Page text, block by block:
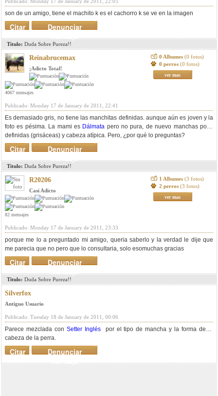
son de un amigo, tiene el machito k es el cachorro k se ve en la imagen
Denunciar
mensaje
Citar
Titulo: Duda Sobre Pureza!!
Reinabrucemax
¡Adicto Total!
4067 mensajes
0 Albumes (0 fotos)
0 perros (0 fotos)
ver mas
Publicado: Monday 17 de January de 2011, 22:41
Es demasiado gris, no tiene las manchitas definidas. aunque aún es joven y la
foto es pésima. La mami es Dálmata pero no pura, de nuevo manchas poco
definidas (grisáceas) y cabeza atípica. Pero, ¿por qué lo preguntas?
Denunciar
mensaje
Citar
Titulo: Duda Sobre Pureza!!
R20206
Casi Adicto
82 mensajes
1 Albumes (3 fotos)
2 perros (3 fotos)
ver mas
Publicado: Monday 17 de January de 2011, 23:33
porque me lo a preguntado mi amigo, queria saberlo y la verdad le dije que
me parecia que no pero que lo consultaria, solo esomuchas gracias
Denunciar
mensaje
Citar
Titulo: Duda Sobre Pureza!!
Silverfox
Antiguo Usuario
Publicado: Tuesday 18 de January de 2011, 00:06
Parece mezclada con Setter Ingléspor el tipo de mancha y la forma de la
cabeza de la perra.
Denunciar
mensaje
Citar